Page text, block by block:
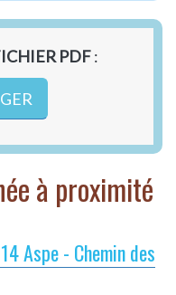
PDF:
à proximité
Aspe - Chemin des